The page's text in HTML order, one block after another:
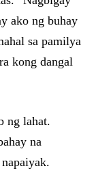
ako ng buhay
sa pamilya
kong dangal
ng lahat.
na